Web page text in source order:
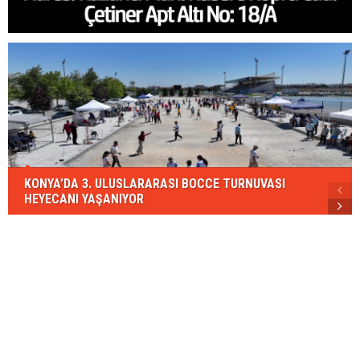
KONYA’DA 3. ULUSLARARASI BOCCE TURNUVASI
HEYECANI YAŞANIYOR